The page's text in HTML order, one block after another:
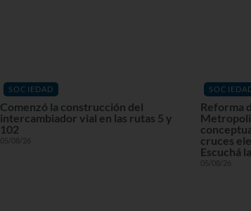
SOCIEDAD
Comenzó la construcción del
intercambiador vial en las rutas 5 y
102
05/08/26
Reforma
cruces
Escuchá
05/08/26